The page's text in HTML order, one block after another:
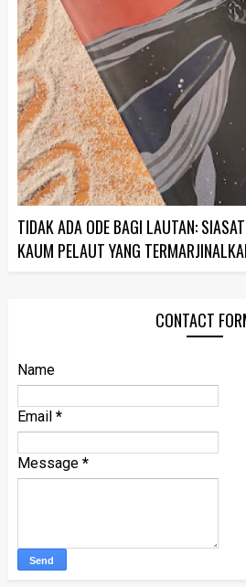
TIDAK ADA ODE BAGI LAUTAN:
KAUM PELAUT YANG
CONTACT
Name
Email *
Message *